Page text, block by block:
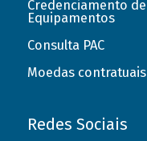
Credenciamento de
Equipamentos
Consulta PAC
Moedas contratuais
Redes Sociais